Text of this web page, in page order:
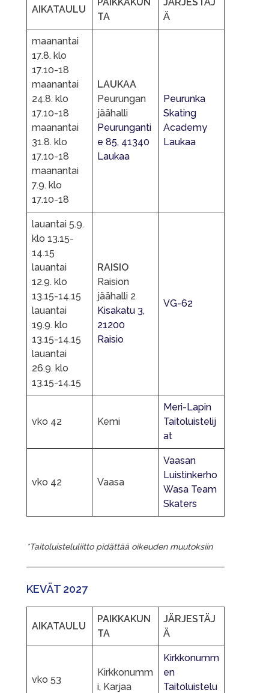
AIKATAULU
TA
Ä
maanantai
17.8. klo
17.10-18
maanantai
24.8. klo
17.10-18
maanantai
31.8. klo
17.10-18
maanantai
7.9. klo
17.10-18
LAUKAA
Peurungan
jäähalli
Peurunganti
e 85, 41340
Laukaa
Peurunka
Skating
Academy
Laukaa
lauantai 5.9.
klo 13.15-
14.15
lauantai
12.9. klo
13.15-14.15
lauantai
19.9. klo
13.15-14.15
lauantai
26.9. klo
13.15-14.15
RAISIO
Raision
jäähalli 2
Kisakatu 3,
21200
Raisio
VG-62
vko 42 Kemi
Meri-Lapin
Taitoluistelij
at
vko 42 Vaasa
Vaasan
Luistinkerho
Wasa Team
Skaters
*Taitoluisteluliitto pidättää oikeuden muutoksiin
KEVÄT 2027
AIKATAULU
PAIKKAKUN
TA
JÄRJESTÄJ
Ä
vko 53
Kirkkonumm
i, Karjaa
Kirkkonumm
en
Taitoluistelu